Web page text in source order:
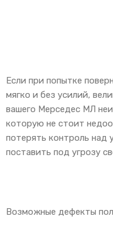
Если при попытке
мягко и без усилий,
вашего Мерседес МЛ
которую не стоит
потерять контроль над
поставить под угрозу
Возможные дефекты